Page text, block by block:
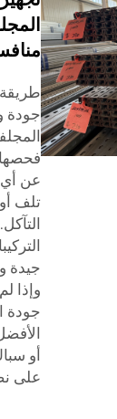
جودة
عن
تلف
جيدة
وإذا
جودة
أو
على